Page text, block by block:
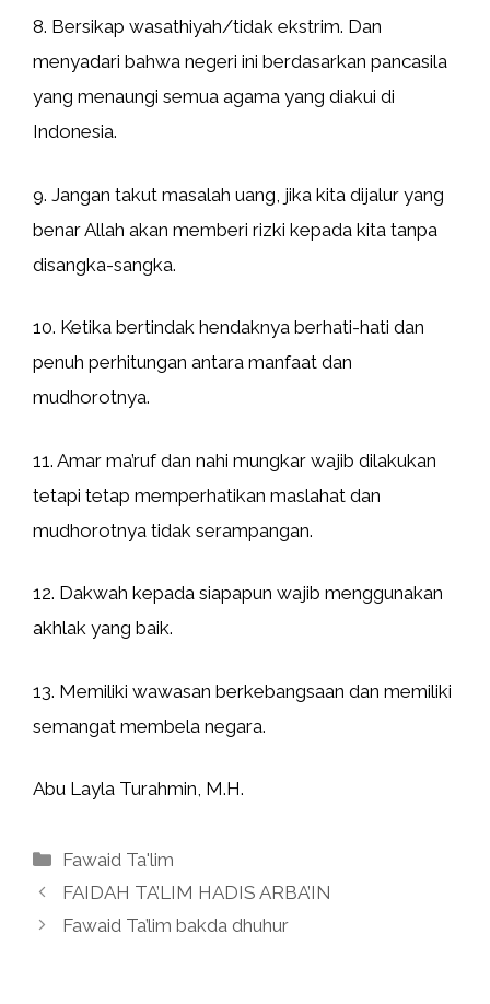
8. Bersikap wasathiyah/tidak ekstrim. Dan
menyadari bahwa negeri ini berdasarkan pancasila
yang menaungi semua agama yang diakui di
Indonesia.
9. Jangan takut masalah uang, jika kita dijalur yang
benar Allah akan memberi rizki kepada kita tanpa
disangka-sangka.
10. Ketika bertindak hendaknya berhati-hati dan
penuh perhitungan antara manfaat dan
mudhorotnya.
11. Amar ma’ruf dan nahi mungkar wajib dilakukan
tetapi tetap memperhatikan maslahat dan
mudhorotnya tidak serampangan.
12. Dakwah kepada siapapun wajib menggunakan
akhlak yang baik.
13. Memiliki wawasan berkebangsaan dan memiliki
semangat membela negara.
Abu Layla Turahmin, M.H.
Kategori
Fawaid Ta'lim
FAIDAH TA’LIM HADIS ARBA’IN
Fawaid Ta’lim bakda dhuhur